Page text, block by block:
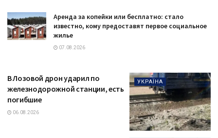
Аренда за копейки или бесплатно: стало
известно, кому предоставят первое социальное
жилье
07.08.2026
УКРАЇНА
В Лозовой дрон ударил по
железнодорожной станции, есть
погибшие
06.08.2026